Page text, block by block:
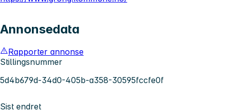
Annonsedata
Rapporter annonse
Stillingsnummer
5d4b679d-34d0-405b-a358-30595fccfe0f
Sist endret